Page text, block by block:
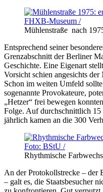
Mühlenstraße nach
Entsprechend seiner
Grenzabschnitt der Berliner
Geschichte. Eine Eigenart
Vorsicht schien angesichts
Schon im weiten Umfeld
sogenannte Provokateure,
„Hetzer“ frei bewegen
Folge. Auf durchschnittlich 15
jährlich kamen an die 300
Rhythmische
An der Protokollstrecke – der
– galt es, die Staatsbesucher